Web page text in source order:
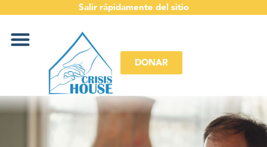
Salir rápidamente del sitio
DONAR